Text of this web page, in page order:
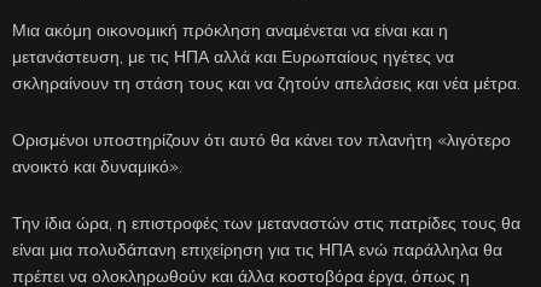
Μια ακόμη οικονομική πρόκληση αναμένεται να είναι και η
μετανάστευση, με τις ΗΠΑ αλλά και Ευρωπαίους ηγέτες να
σκληραίνουν τη στάση τους και να ζητούν απελάσεις και νέα μέτρα.
Ορισμένοι υποστηρίζουν ότι αυτό θα κάνει τον πλανήτη «λιγότερο
ανοικτό και δυναμικό».
Την ίδια ώρα, η επιστροφές των μεταναστών στις πατρίδες τους θα
είναι μια πολυδάπανη επιχείρηση για τις ΗΠΑ ενώ παράλληλα θα
πρέπει να ολοκληρωθούν και άλλα κοστοβόρα έργα, όπως η